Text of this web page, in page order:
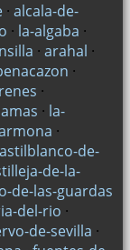
· alcala-de-
· la-algaba ·
· arahal ·
·
·
· la-
·
de-
de-la-
de-las-guardas
del-rio ·
de-sevilla ·